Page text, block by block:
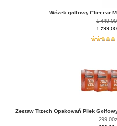
Wózek golfowy Clicgear
1
1
Zestaw Trzech Opakowań Piłek